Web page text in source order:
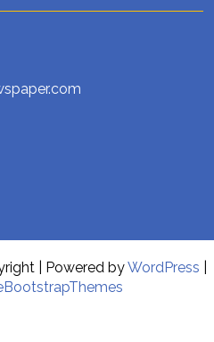
| Powered byWordPress